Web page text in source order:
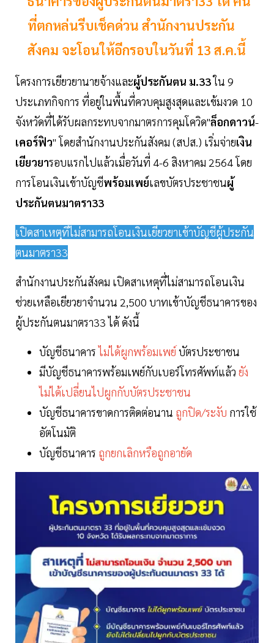
ที่ตกหล่นรีบเช็คด่วน สำนักงานประกัน
สังคม จะโอนให้อีกรอบในวันที่ 13 ส.ค.นี้
โครงการเยียวยานายจ้างและผู้ประกันตน ม.33ใน 9
ประเภทกิจการ ที่อยู่ในพื้นที่ควบคุมสูงสุดและเข้มงวด 10
จังหวัดที่ได้รับผลกระทบจากมาตรการคุมโควิด"ล็อกดาวน์-
เคอร์ฟิว" โดยสำนักงานประกันสังคม (สปส.) เริ่มจ่ายเงิน
เยียวยารอบแรกไปแล้วเมื่อวันที่ 4-6 สิงหาคม 2564 โดย
การโอนเงินเข้าบัญชีพร้อมเพย์เลขบัตรประชาชนผู้
ประกันตนมาตรา33
เปิดสาเหตุที่ไม่สามารถโอนเงินเยียวยาเข้าบัญชีผู้ประกัน
ตนมาตรา33
สำนักงานประกันสังคม เปิดสาเหตุที่ไม่สามารถโอนเงิน
ช่วยเหลือเยียวยาจำนวน 2,500 บาทเข้าบัญชีธนาคารของ
ผู้ประกันตนมาตรา33 ได้ ดังนี้
บัญชีธนาคารไม่ได้ผูกพร้อมเพย์ บัตรประชาชน
มีบัญชีธนาคารพร้อมเพย์กับเบอร์โทรศัพท์แล้ว ยัง
ไม่ได้เปลี่ยนไปผูกกับบัตรประชาชน
บัญชีธนาคารขาดการติดต่อนาน ถูกปิด/ระงับ การใช้
อัตโนมัติ
บัญชีธนาคาร ถูกยกเลิกหรือถูกอายัด